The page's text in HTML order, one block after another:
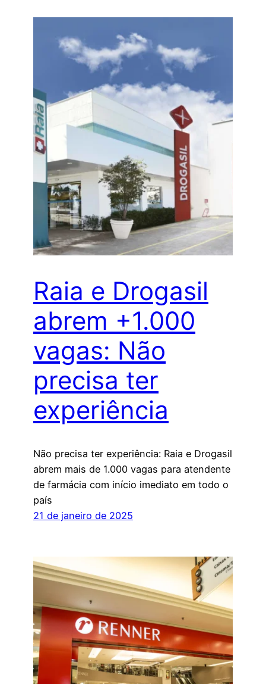
Raia e Drogasil
abrem +1.000
vagas: Não
precisa ter
experiência
Não precisa ter experiência: Raia e Drogasil
abrem mais de 1.000 vagas para atendente
de farmácia com início imediato em todo o
país
21 de janeiro de 2025